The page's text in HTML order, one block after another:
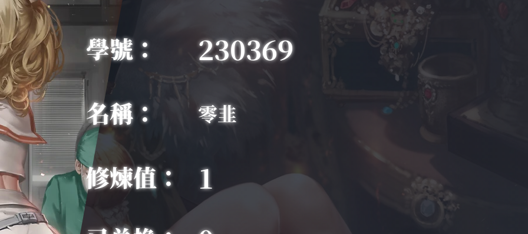
學號： 230369
名稱： 零韭
修煉值： 1